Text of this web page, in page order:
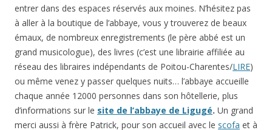
entrer dans des espaces réservés aux moines. N’hésitez pas
à aller à la boutique de l’abbaye, vous y trouverez de beaux
émaux, de nombreux enregistrements (le père abbé est un
grand musicologue), des livres (c’est une librairie affiliée au
réseau des libraires indépendants de Poitou-Charentes/LIRE)
ou même venez y passer quelques nuits… l’abbaye accueille
chaque année 12000 personnes dans son hôtellerie, plus
d’informations sur le site de l’abbaye de Ligugé. Un grand
merci aussi à frère Patrick, pour son accueil avec le scofa et à